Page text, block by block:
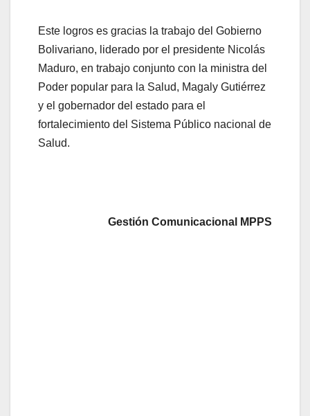
Este logros es gracias la trabajo del Gobierno
Bolivariano, liderado por el presidente Nicolás
Maduro, en trabajo conjunto con la ministra del
Poder popular para la Salud, Magaly Gutiérrez
y el gobernador del estado para el
fortalecimiento del Sistema Público nacional de
Salud.
Gestión Comunicacional MPPS